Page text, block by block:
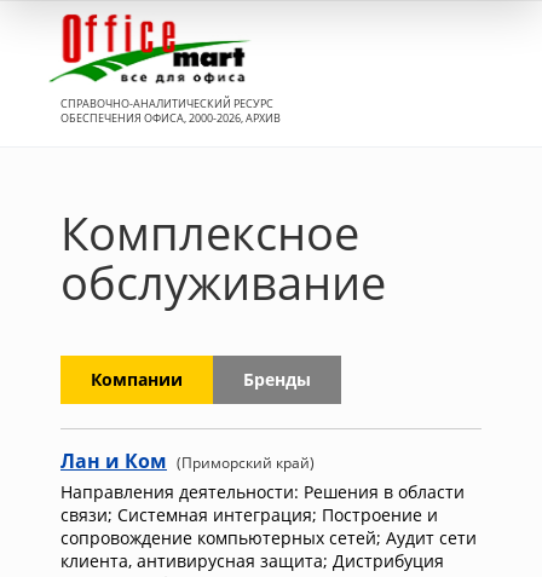
СПРАВОЧНО-АНАЛИТИЧЕСКИЙ РЕСУРС
ОБЕСПЕЧЕНИЯ ОФИСА, 2000-2026, АРХИВ
Комплексное
обслуживание
Компании Бренды
Лан и Ком (Приморский край)
Направления деятельности: Решения в области
связи; Системная интеграция; Построение и
сопровождение компьютерных сетей; Аудит сети
клиента, антивирусная защита; Дистрибуция